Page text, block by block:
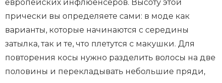
европейских инфлюенсеров. Высоту этой
прически вы определяете сами: в моде как
варианты, которые начинаются с середины
затылка, так и те, что плетутся с макушки. Для
повторения косы нужно разделить волосы на две
половины и перекладывать небольшие пряди,